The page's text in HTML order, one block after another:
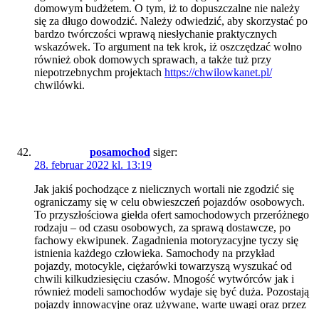
domowym budżetem. O tym, iż to dopuszczalne nie należy
się za długo dowodzić. Należy odwiedzić, aby skorzystać po
bardzo twórczości wprawą niesłychanie praktycznych
wskazówek. To argument na tek krok, iż oszczędzać wolno
również obok domowych sprawach, a także tuż przy
niepotrzebnychm projektach https://chwilowkanet.pl/
chwilówki.
posamochod siger:
28. februar 2022 kl. 13:19
Jak jakiś pochodzące z nielicznych wortali nie zgodzić się
ograniczamy się w celu obwieszczeń pojazdów osobowych.
To przyszłościowa giełda ofert samochodowych przeróżnego
rodzaju – od czasu osobowych, za sprawą dostawcze, po
fachowy ekwipunek. Zagadnienia motoryzacyjne tyczy się
istnienia każdego człowieka. Samochody na przykład
pojazdy, motocykle, ciężarówki towarzyszą wyszukać od
chwili kilkudziesięciu czasów. Mnogość wytwórców jak i
również modeli samochodów wydaje się być duża. Pozostają
pojazdy innowacyjne oraz używane, warte uwagi oraz przez